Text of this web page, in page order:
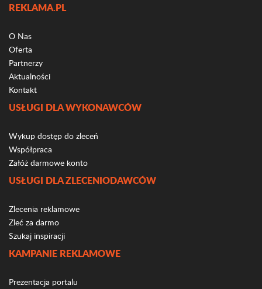
REKLAMA.PL
O Nas
Oferta
Partnerzy
Aktualności
Kontakt
USŁUGI DLA WYKONAWCÓW
Wykup dostęp do zleceń
Współpraca
Załóż darmowe konto
USŁUGI DLA ZLECENIODAWCÓW
Zlecenia reklamowe
Zleć za darmo
Szukaj inspiracji
KAMPANIE REKLAMOWE
Prezentacja portalu